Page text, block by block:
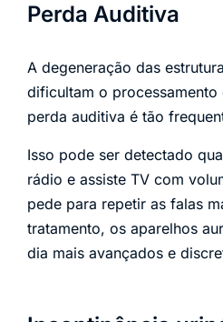
Perda Auditiva
A degeneração das
dificultam o processamento
perda auditiva é tão
Isso pode ser detectado
rádio e assiste TV com
pede para repetir as falas
tratamento, os aparelhos
dia mais avançados e